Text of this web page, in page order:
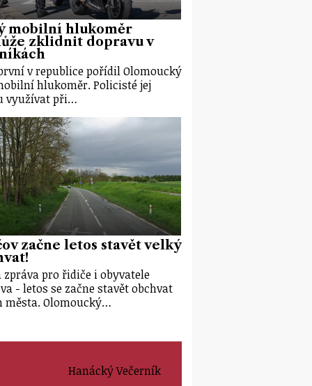
mobilní hlukoměr
zklidnit dopravu v
v republice pořídil Olomoucký
hlukoměr. Policisté jej
využívat při…
začne letos stavět velký
zpráva pro řidiče i obyvatele
- letos se začne stavět obchvat
města. Olomoucký…
Hanácký Večerník